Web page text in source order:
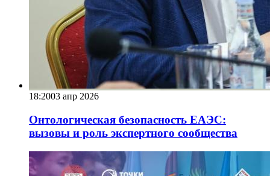
18:2003 апр 2026
Онтологическая безопасность ЕАЭС:
вызовы и роль экспертного сообщества